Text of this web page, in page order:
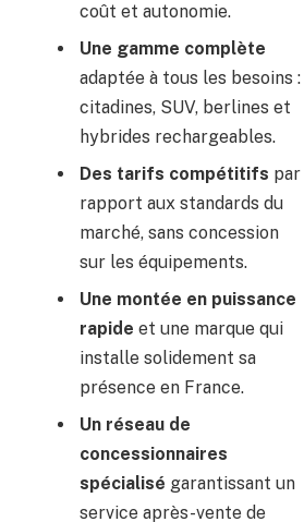
coût et autonomie.
Une gamme complète
adaptée à tous les besoins :
citadines, SUV, berlines et
hybrides rechargeables.
Des tarifs compétitifs par
rapport aux standards du
marché, sans concession
sur les équipements.
Une montée en puissance
rapide et une marque qui
installe solidement sa
présence en France.
Un réseau de
concessionnaires
spécialisé garantissant un
service après-vente de